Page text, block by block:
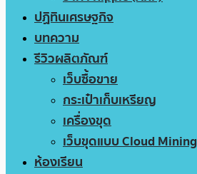
ปฏิทินเศรษฐกิจ
บทความ
รีวิวผลิตภัณฑ์
เว็บซื้อขาย
กระเป๋าเก็บเหรียญ
เครื่องขุด
เว็บขุดแบบ Cloud Mining
ห้องเรียน